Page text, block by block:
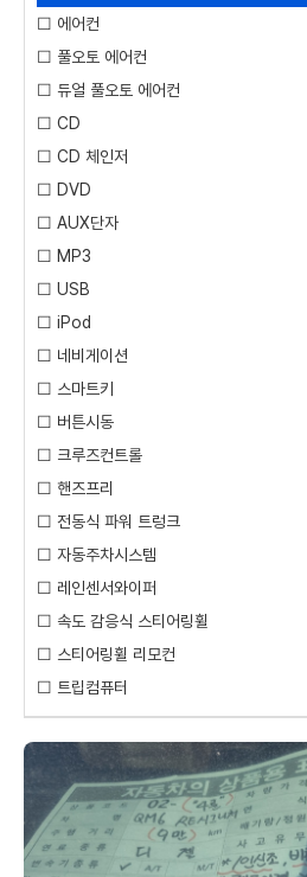
☐ 에어컨
☐ 풀오토 에어컨
☐ 듀얼 풀오토 에어컨
☐ CD
☐ CD 체인저
☐ DVD
☐ AUX단자
☐ MP3
☐ USB
☐ iPod
☐ 네비게이션
☐ 스마트키
☐ 버튼시동
☐ 크루즈컨트롤
☐ 핸즈프리
☐ 전동식 파워 트렁크
☐ 자동주차시스템
☐ 레인센서와이퍼
☐ 속도 감응식 스티어링휠
☐ 스티어링휠 리모컨
☐ 트립컴퓨터